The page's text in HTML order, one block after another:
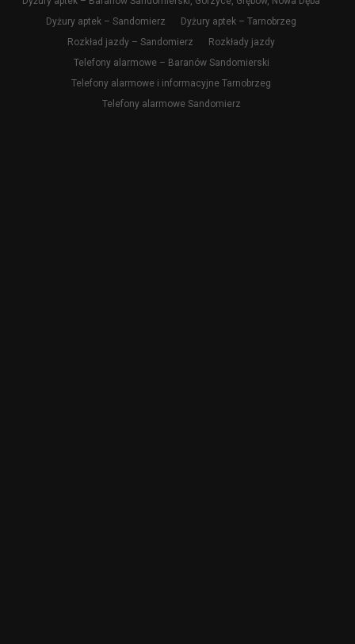
Dyżury aptek – Sandomierz
Dyżury aptek – Tarnobrzeg
Rozkład jazdy – Sandomierz
Rozkłady jazdy
Telefony alarmowe – Baranów Sandomierski
Telefony alarmowe i informacyjne Tarnobrzeg
Telefony alarmowe Sandomierz